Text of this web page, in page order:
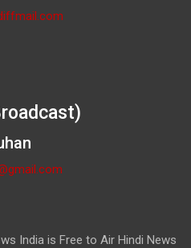
India is Free to Air Hindi News